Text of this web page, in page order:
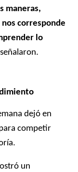
maneras,
corresponde
lo
dejó en
competir
un